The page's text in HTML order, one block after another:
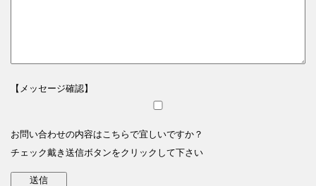
【メッセージ確認】
お問い合わせの内容はこちらで宜しいですか？
チェック戴き送信ボタンをクリックして下さい